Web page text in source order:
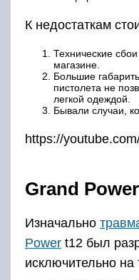
К недостаткам
Технические
магазине.
Большие
пистолета не
легкой одеждой.
Бывали случаи,
https://
Grand
Изначально
Power t12 был
исключительно на